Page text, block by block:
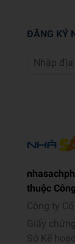
ĐĂNG KÝ
thuộc
Công ty
Giấy
Sở Kế